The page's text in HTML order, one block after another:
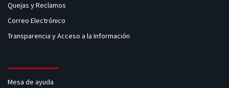
Quejas y Reclamos
Correo Electrónico
Transparencia y Acceso a la Información
Mesa de ayuda